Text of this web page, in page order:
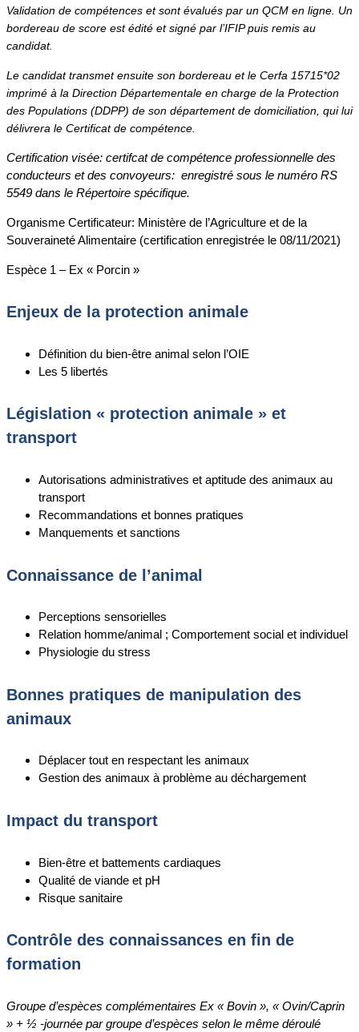
Validation de compétences et sont évalués par un QCM en ligne. Un
bordereau de score est édité et signé par l’IFIP puis remis au
candidat.
Le candidat transmet ensuite son bordereau et le Cerfa 15715*02
imprimé à la Direction Départementale en charge de la Protection
des Populations (DDPP) de son département de domiciliation, qui lui
délivrera le Certificat de compétence.
Certification visée: certifcat de compétence professionnelle des
conducteurs et des convoyeurs: enregistré sous le numéro RS
5549 dans le Répertoire spécifique.
Organisme Certificateur: Ministère de l’Agriculture et de la
Souveraineté Alimentaire (certification enregistrée le 08/11/2021)
Espèce 1 – Ex « Porcin »
Enjeux de la protection animale
Définition du bien-être animal selon l’OIE
Les 5 libertés
Législation « protection animale » et
transport
Autorisations administratives et aptitude des animaux au
transport
Recommandations et bonnes pratiques
Manquements et sanctions
Connaissance de l’animal
Perceptions sensorielles
Relation homme/animal ; Comportement social et individuel
Physiologie du stress
Bonnes pratiques de manipulation des
animaux
Déplacer tout en respectant les animaux
Gestion des animaux à problème au déchargement
Impact du transport
Bien-être et battements cardiaques
Qualité de viande et pH
Risque sanitaire
Contrôle des connaissances en fin de
formation
Groupe d’espèces complémentaires Ex « Bovin », « Ovin/Caprin
» + ½ -journée par groupe d’espèces selon le même déroulé